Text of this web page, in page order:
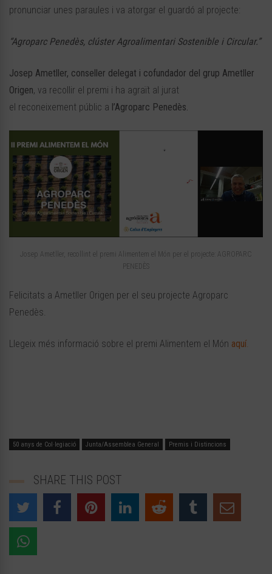
pronunciar unes paraules i va atorgar el guardó al projecte:
“Agroparc Penedès, clúster Agroalimentari Sostenible i Circular.”
Josep Ametller, conseller delegat i cofundador del grup Ametller
Origen, va recollir el premi i ha agraït al jurat
el reconeixement públic a l’Agroparc Penedès.
Josep Ametller, recollint el premi Alimentem el Món per el projecte: AGROPARC
PENEDÈS
Felicitats a Ametller Origen per el seu projecte Agroparc
Penedès.
Llegeix més informació sobre el premi Alimentem el Món aquí.
50 anys de Col·legiació Junta/Assemblea General Premis i Distincions
SHARE THIS POST